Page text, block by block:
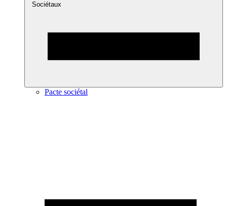
Sociétaux
Pacte sociétal